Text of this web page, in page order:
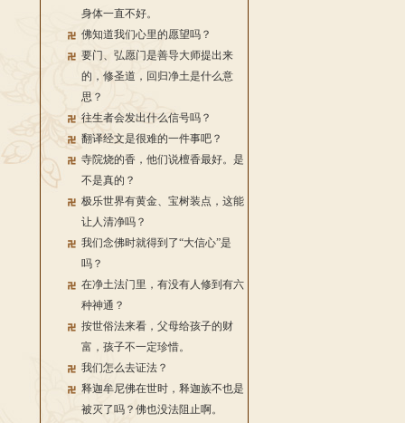
身体一直不好。
佛知道我们心里的愿望吗？
要门、弘愿门是善导大师提出来
的，修圣道，回归净土是什么意
思？
往生者会发出什么信号吗？
翻译经文是很难的一件事吧？
寺院烧的香，他们说檀香最好。是
不是真的？
极乐世界有黄金、宝树装点，这能
让人清净吗？
我们念佛时就得到了“大信心”是
吗？
在净土法门里，有没有人修到有六
种神通？
按世俗法来看，父母给孩子的财
富，孩子不一定珍惜。
我们怎么去证法？
释迦牟尼佛在世时，释迦族不也是
被灭了吗？佛也没法阻止啊。